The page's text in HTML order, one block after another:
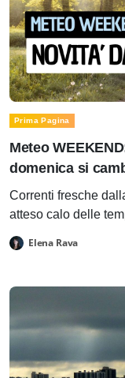
Prima Pagina
Meteo
domenica si
Correnti fresche
atteso calo delle
Elena Rava